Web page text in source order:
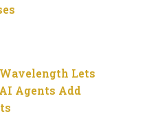
Lets
Agents Add